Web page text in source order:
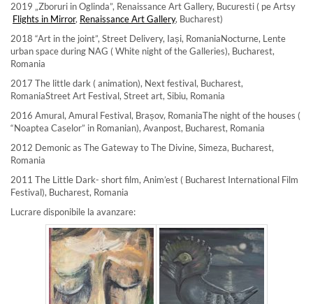
2019 „Zboruri in Oglinda”, Renaissance Art Gallery, Bucuresti ( pe Artsy
Flights in Mirror, Renaissance Art Gallery, Bucharest)
2018 “Art in the joint”, Street Delivery, Iași, RomaniaNocturne, Lente
urban space during NAG ( White night of the Galleries), Bucharest,
Romania
2017 The little dark ( animation), Next festival, Bucharest,
RomaniaStreet Art Festival, Street art, Sibiu, Romania
2016 Amural, Amural Festival, Brașov, RomaniaThe night of the houses (
“Noaptea Caselor” in Romanian), Avanpost, Bucharest, Romania
2012 Demonic as The Gateway to The Divine, Simeza, Bucharest,
Romania
2011 The Little Dark- short film, Anim’est ( Bucharest International Film
Festival), Bucharest, Romania
Lucrare disponibile la avanzare: